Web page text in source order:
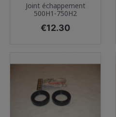
Joint échappement
500H1-750H2
Price
€12.30